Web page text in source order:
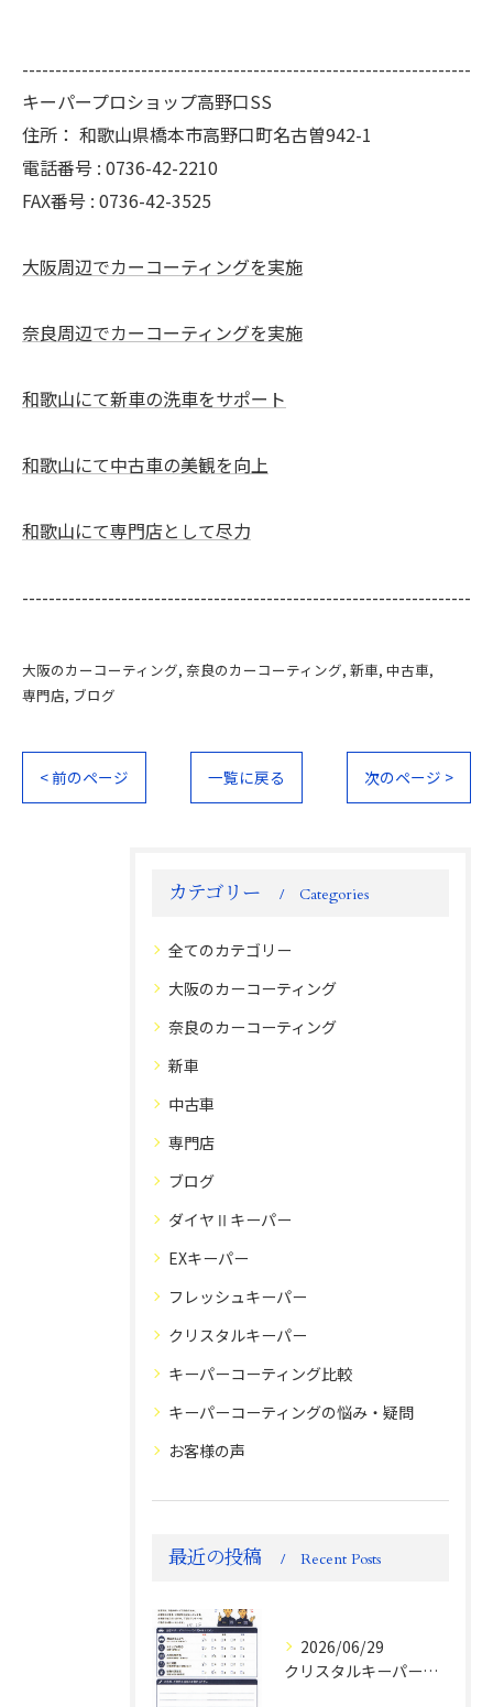
--------------------------------------------------------------------
キーパープロショップ高野口SS
住所： 和歌山県橋本市高野口町名古曽942-1
電話番号 : 0736-42-2210
FAX番号 : 0736-42-3525
大阪周辺でカーコーティングを実施
奈良周辺でカーコーティングを実施
和歌山にて新車の洗車をサポート
和歌山にて中古車の美観を向上
和歌山にて専門店として尽力
--------------------------------------------------------------------
大阪のカーコーティング 奈良のカーコーティング 新車 中古車
専門店 ブログ
< 前のページ 一覧に戻る 次のページ >
カテゴリー Categories
全てのカテゴリー
大阪のカーコーティング
奈良のカーコーティング
新車
中古車
専門店
ブログ
ダイヤⅡキーパー
EXキーパー
フレッシュキーパー
クリスタルキーパー
キーパーコーティング比較
キーパーコーティングの悩み・疑問
お客様の声
最近の投稿 Recent Posts
2026/06/29
クリスタルキーパー評判